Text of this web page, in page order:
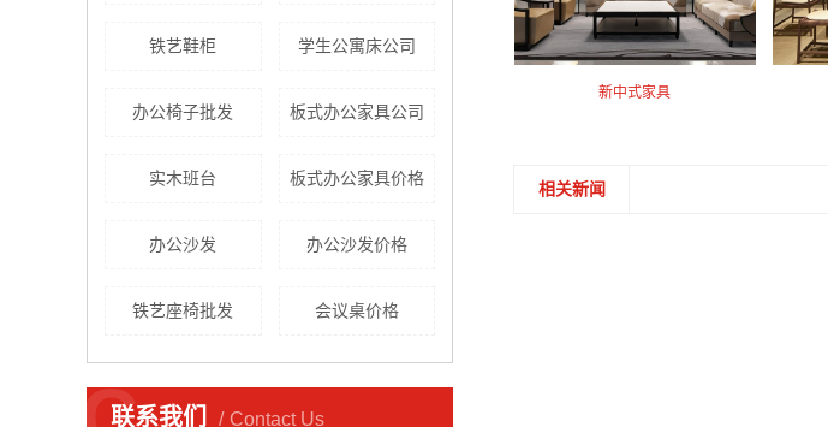
铁艺鞋柜 学生公寓床公司
办公椅子批发 板式办公家具公司
实木班台 板式办公家具价格
办公沙发 办公沙发价格
铁艺座椅批发 会议桌价格
联系我们 Contact Us
新中式家具
相关新闻